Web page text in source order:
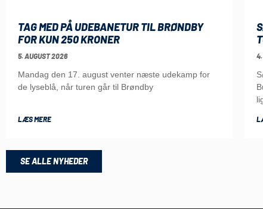
TAG MED PÅ UDEBANETUR TIL BRØNDBY
FOR KUN 250 KRONER
5. AUGUST 2026
Mandag den 17. august venter næste udekamp for
de lyseblå, når turen går til Brøndby
LÆS MERE
SE ALLE NYHEDER